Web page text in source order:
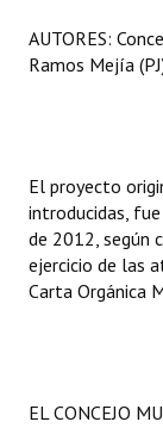
AUTORES:
Ramos Mejía
El proyecto
introducidas,
de 2012, según
ejercicio de las
Carta Orgánica
EL CONCEJO